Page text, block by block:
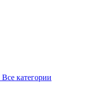
Все категории